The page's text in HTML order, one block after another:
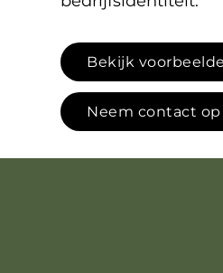
Bekijk
Neem contact